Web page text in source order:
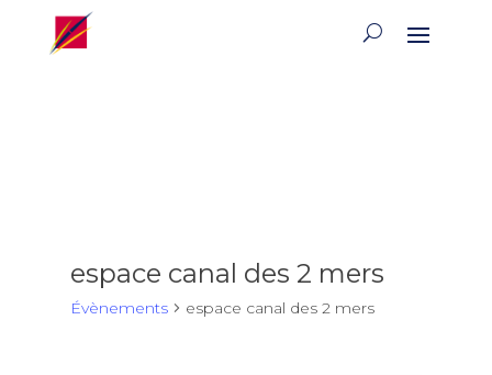
espace canal des 2 mers
Évènements espace canal des 2 mers